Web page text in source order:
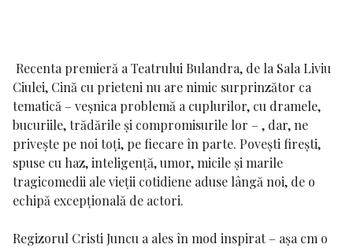
Recenta premieră a Teatrului Bulandra, de la Sala Liviu
Ciulei, Cină cu prieteninu are nimic surprinzător ca
tematică – veșnica problemă a cuplurilor, cu dramele,
bucuriile, trădările și compromisurile lor – , dar, ne
privește pe noi toți, pe fiecare în parte. Povești firești,
spuse cu haz, inteligență, umor, micile și marile
tragicomedii ale vieții cotidiene aduse lângă noi, de o
echipă excepțională de actori.
Regizorul Cristi Juncu a ales în mod inspirat – așa cm o